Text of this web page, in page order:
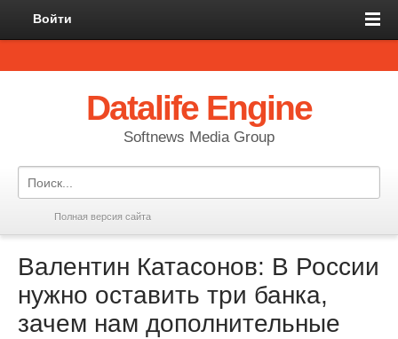
Войти
Datalife Engine
Softnews Media Group
Полная версия сайта
Валентин Катасонов: В России
нужно оставить три банка,
зачем нам дополнительные